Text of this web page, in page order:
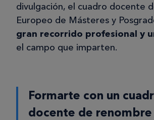
divulgación, el cuadro docente
Europeo de Másteres y
gran recorrido profesional y
el campo que imparten.
Formarte con un
docente de